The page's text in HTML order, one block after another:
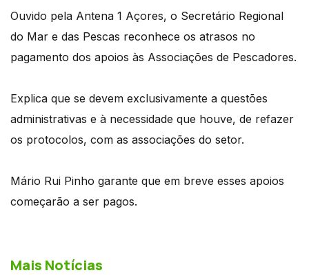
Ouvido pela Antena 1 Açores, o Secretário Regional
do Mar e das Pescas reconhece os atrasos no
pagamento dos apoios às Associações de Pescadores.
Explica que se devem exclusivamente a questões
administrativas e à necessidade que houve, de refazer
os protocolos, com as associações do setor.
Mário Rui Pinho garante que em breve esses apoios
começarão a ser pagos.
Mais Notícias